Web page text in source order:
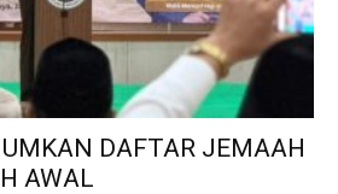
DAFTAR JEMAAH
AWAL